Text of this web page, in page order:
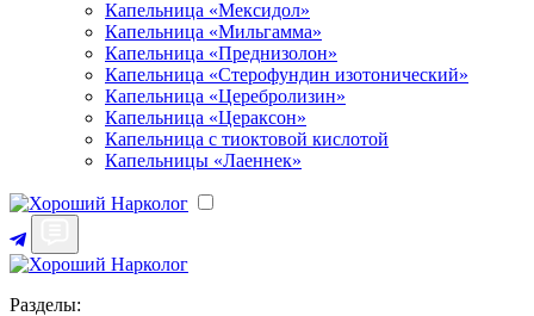
Капельница «Мексидол»
Капельница «Мильгамма»
Капельница «Преднизолон»
Капельница «Стерофундин изотонический»
Капельница «Церебролизин»
Капельница «Цераксон»
Капельница с тиоктовой кислотой
Капельницы «Лаеннек»
Разделы: